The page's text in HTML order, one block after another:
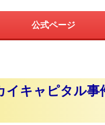
公式ページ
キャピタル事